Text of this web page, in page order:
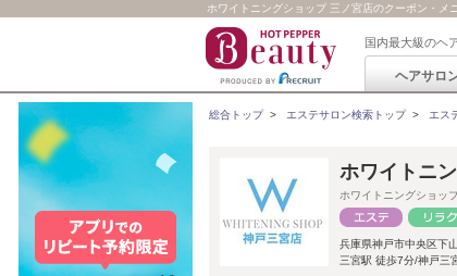
ホワイトニングショップ 三ノ宮店のクーポン・メ
国内最大級のヘ
ヘアサロ
総合トップ> エステサロン検索トップ> エス
ホワイトニ
ホワイトニングショッ
兵庫県神戸市中央区下
三宮駅 徒歩7分/神戸三